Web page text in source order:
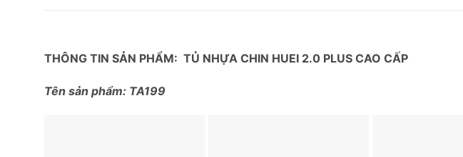
THÔNG TIN SẢN PHẨM: TỦ NHỰA CHIN HUEI 2.0 PLUS CAO CẤP
Tên sản phẩm: TA199